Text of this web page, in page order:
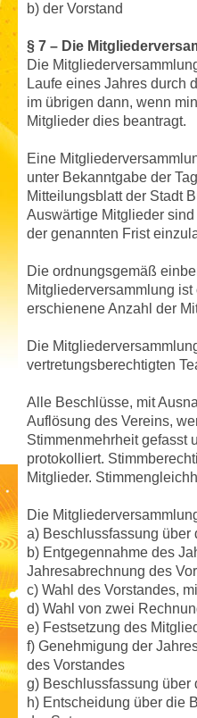
b) der Vorstand
§ 7 – Die
Die
Laufe eines Jahres durch
im übrigen dann, wenn
Mitglieder dies beantragt.
Eine
unter Bekanntgabe der
Mitteilungsblatt der Stadt
Auswärtige Mitglieder
der genannten Frist
Die ordnungsgemäß
Mitgliederversammlung
erschienene Anzahl der
Die
vertretungsberechtigten
Alle Beschlüsse, mit
Auflösung des Vereins,
Stimmenmehrheit gefasst
protokolliert.
Mitglieder.
Die
a) Beschlussfassung über
b) Entgegennahme des
Jahresabrechnung des
c) Wahl des Vorstandes,
d) Wahl von zwei
e) Festsetzung des
f) Genehmigung der
des Vorstandes
g) Beschlussfassung
h) Entscheidung über die